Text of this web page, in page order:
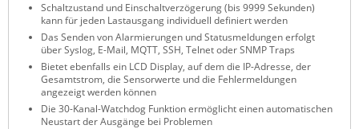
Schaltzustand und Einschaltverzögerung (bis 9999 Sekunden)
kann für jeden Lastausgang individuell definiert werden
Das Senden von Alarmierungen und Statusmeldungen erfolgt
über Syslog, E-Mail, MQTT, SSH, Telnet oder SNMP Traps
Bietet ebenfalls ein LCD Display, auf dem die IP-Adresse, der
Gesamtstrom, die Sensorwerte und die Fehlermeldungen
angezeigt werden können
Die 30-Kanal-Watchdog Funktion ermöglicht einen automatischen
Neustart der Ausgänge bei Problemen